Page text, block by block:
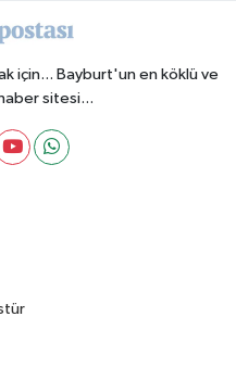
için... Bayburt'un en köklü ve
sitesi...